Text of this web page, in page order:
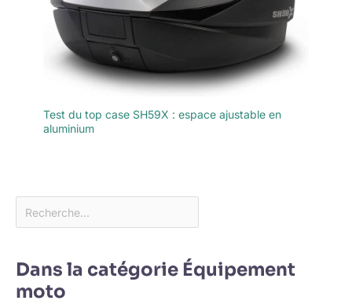
champ d'application.
Test du top case SH59X : espace ajustable en
aluminium
Dans la catégorie Équipement
moto